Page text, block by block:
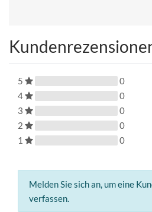
5
0
4
0
3
0
2
0
1
0
Melden Sie sich an, um eine
verfassen.